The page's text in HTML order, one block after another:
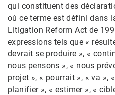
qui constituent des
où ce terme est défini dans
Litigation Reform Act de
expressions tels que «
devrait se produire », «
nous pensons », « nous
projet », « pourrait », « va »,
planifier », « estimer », «